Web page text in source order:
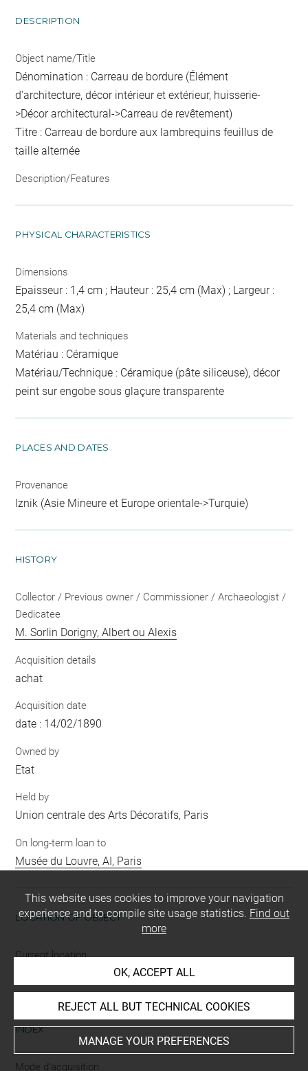
DESCRIPTION
Object name/Title
Dénomination : Carreau de bordure (Élément
d'architecture, décor intérieur et extérieur, huisserie-
>Décor architectural->Carreau de revêtement)
Titre : Carreau de bordure aux lambrequins feuillus de
taille alternée
Description/Features
PHYSICAL CHARACTERISTICS
Dimensions
Epaisseur : 1,4 cm ; Hauteur : 25,4 cm (Max) ; Largeur :
25,4 cm (Max)
Materials and techniques
Matériau : Céramique
Matériau/Technique : Céramique (pâte siliceuse), décor
peint sur engobe sous glaçure transparente
PLACES AND DATES
Provenance
Iznik (Asie Mineure et Europe orientale->Turquie)
HISTORY
Collector / Previous owner / Commissioner / Archaeologist /
Dedicatee
M. Sorlin Dorigny, Albert ou Alexis
Acquisition details
achat
Acquisition date
date : 14/02/1890
Owned by
Etat
Held by
Union centrale des Arts Décoratifs, Paris
On long-term loan to
Musée du Louvre, AI, Paris
LOCATION OF OBJECT
Current location
INDEX
Mode d'acquisition
This website uses cookies to improve your navigation
experience and to compile site usage statistics. Find out
more
OK, ACCEPT ALL
REJECT ALL BUT TECHNICAL COOKIES
MANAGE YOUR PREFERENCES